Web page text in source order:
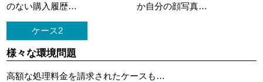
のない購入履歴…
か自分の顔写真…
ケース2
様々な環境問題
高額な処理料金を請求されたケースも…